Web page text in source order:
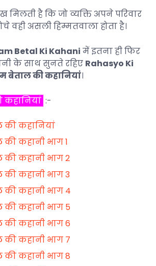
मिलती है कि जो व्यक्ति अपने परिवार
वही असली हिम्मतवाला होता है।
Betal Ki Kahani में इतना ही फिर
के साथ सुनते रहिए Rahasyo Ki
बेताल की कहानियां।
कहानियां :-
की कहानियां
की कहानी भाग 1
की कहानी भाग 2
की कहानी भाग 3
की कहानी भाग 4
की कहानी भाग 5
की कहानी भाग 6
की कहानी भाग 7
की कहानी भाग 8